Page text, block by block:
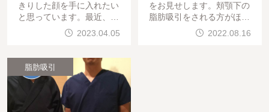
きりした顔を手に入れたい
と思っています。最近、こ
けたり凸凹の修正が急増し
ています。年齢肌質で、吸
2023.04.05
をお見せします。頬顎下の
脂肪吸引をされる方がほと
んどですが、顎下のみ気に
なるというゲストもおられ
2022.08.16
脂肪吸引